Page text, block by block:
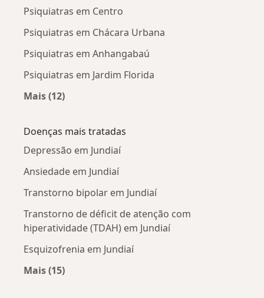
Psiquiatras em Centro
Psiquiatras em Chácara Urbana
Psiquiatras em Anhangabaú
Psiquiatras em Jardim Florida
Mais (12)
Doenças mais tratadas
Depressão em Jundiaí
Ansiedade em Jundiaí
Transtorno bipolar em Jundiaí
Transtorno de déficit de atenção com
hiperatividade (TDAH) em Jundiaí
Esquizofrenia em Jundiaí
Mais (15)